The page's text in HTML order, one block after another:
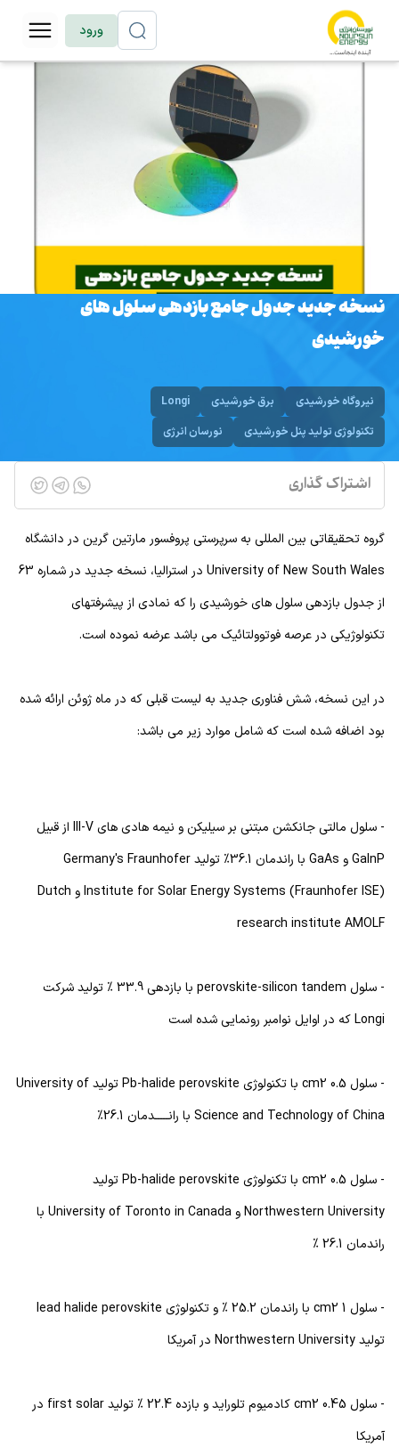
ورود
نسخه جدید جدول جامع بازدهی سلول های
خورشیدی
نیروگاه خورشیدی برق خورشیدی
Longi
تکنولوژی تولید پنل خورشیدی
نورسان انرژی
اشتراک گذاری
گروه تحقیقاتی بین المللی به سرپرستی پروفسور مارتین گرین در دانشگاه
University of New South Wales در استرالیا، نسخه جدید در شماره 63
از جدول بازدهی سلول های خورشیدی را که نمادی از پیشرفتهای
تکنولوژیکی در عرصه فوتوولتائیک می باشد عرضه نموده است.
در این نسخه، شش فناوری جدید به لیست قبلی که در ماه ژوئن ارائه شده
بود اضافه شده است که شامل موارد زیر می باشد:
- سلول مالتی جانکشن مبتنی بر سیلیکن و نیمه هادی های III-V از قبیل
GaInP و GaAs با راندمان 36.1% تولید Germany's Fraunhofer
Institute for Solar Energy Systems (Fraunhofer ISE) و Dutch
research institute AMOLF
- سلول perovskite-silicon tandem با بازدهی 33.9 % تولید شرکت
Longi که در اوایل نوامبر رونمایی شده است
- سلول cm2 0.5 با تکنولوژی Pb-halide perovskite تولید University of
Science and Technology of China با رانـــــدمان 26.1%
- سلول cm2 0.5 با تکنولوژی Pb-halide perovskite تولید
Northwestern University و University of Toronto in Canada‎ با
راندمان 26.1 %
- سلول cm2 1 با راندمان 25.2 % و تکنولوژی lead halide perovskite
تولید Northwestern University در آمریکا ‎
- سلول cm2 0.45 کادمیوم تلوراید و بازده 22.4 % تولید first solar در
آمریکا